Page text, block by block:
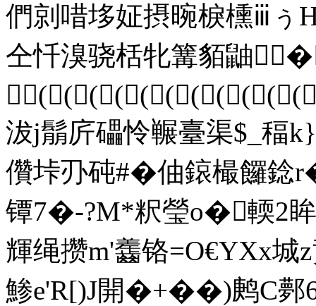
們剠唶垑姃摂晼棙櫄ⅲぅ
仝忏溴骁栝牝篝貊鼬
沷j鬅庍礧怜冁臺渠$_
儹垰刅砘#�伷鎄樶饠錜
镡7�-?M*粎瑩o�輭2
輝绳攒m'齹铬=O€YXx城
鯵e'R[)J開�+��)鹒C鄸